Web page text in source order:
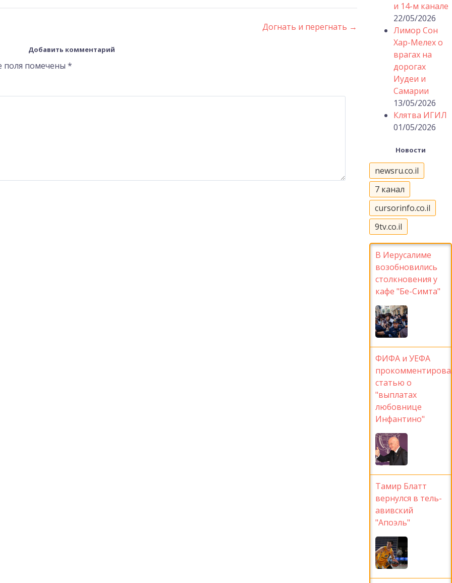
Догнать и перегнать →
Добавить комментарий
поля помечены *
и 14-м канале
22/05/2026
Лимор Сон
Хар-Мелех о
врагах на
дорогах
Иудеи и
Самарии
13/05/2026
Клятва ИГИЛ
01/05/2026
Новости
newsru.co.il
7 канал
cursorinfo.co.il
9tv.co.il
В Иерусалиме
возобновились
столкновения у
кафе "Бе-Симта"
ФИФА и УЕФА
статью о
"выплатах
любовнице
Инфантино"
Тамир Блатт
вернулся в тель-
авивский
"Апоэль"